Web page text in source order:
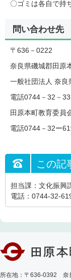
〇ゴミは各自で持
問い合わせ先
〒636－0222
奈良県磯城郡田原
一般社団法人 奈良
電話0744－32－
田原本町教育委員
電話0744－32ー
この記
担当課：文化振興
電話：0744-32-
所在地：〒636-0392 奈